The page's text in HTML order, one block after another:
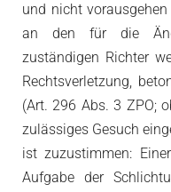
und nicht
an den für die
zuständigen Richter
Rechtsverletzung,
(Art. 296 Abs. 3 ZPO;
zulässiges Gesuch
ist zuzustimmen:
Aufgabe der